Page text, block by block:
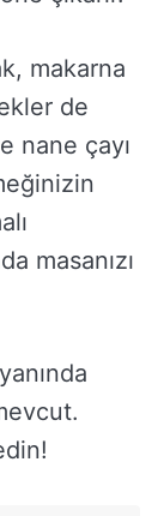
makarna
de
nane çayı
masanızı